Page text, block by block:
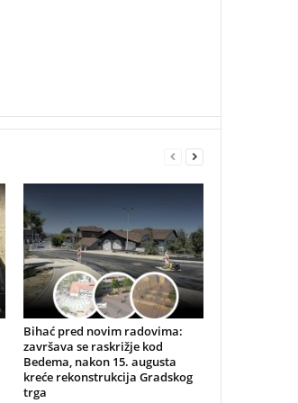
Bihać pred novim radovima:
završava se raskrižje kod
Bedema, nakon 15. augusta
kreće rekonstrukcija Gradskog
trga